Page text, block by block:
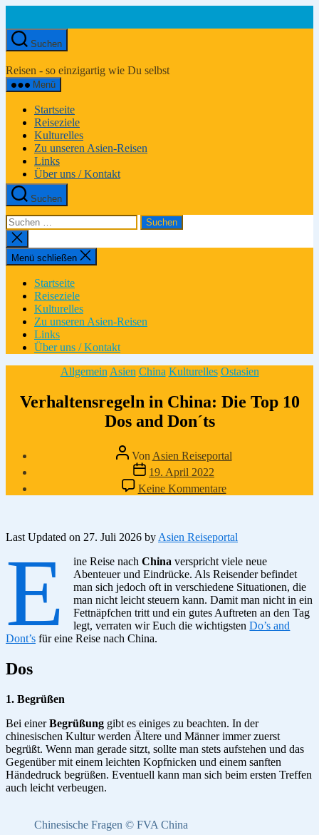
springen
Suchen
Reiseportal
Reisen - so einzigartig wie Du selbst
Menü
Startseite
Reiseziele
Kulturelles
Zu unseren Asien-Reisen
Links
Über uns / Kontakt
Suchen
Suchen
nach:
Suche
schließen
Menü schließen
Startseite
Reiseziele
Kulturelles
Zu unseren Asien-Reisen
Links
Über uns / Kontakt
Kategorien
Allgemein Asien China Kulturelles Ostasien
Verhaltensregeln in China: Die Top 10
Dos and Don´ts
Beitragsautor
Von Asien Reiseportal
Veröffentlichungsdatum
19. April 2022
Keine Kommentarezu
Verhaltensregeln
Die
10
Dos
and
Don
´ts
Last Updated on 27. Juli 2026 by Asien Reiseportal
E ine Reise nachChina verspricht viele neue
Abenteuer und Eindrücke. Als Reisender befindet
man sich jedoch oft in verschiedene Situationen, die
man nicht leicht steuern kann. Damit man nicht in ein
Fettnäpfchen tritt und ein gutes Auftreten an den Tag
legt, verraten wir Euch die wichtigstenDo’s and
Dont’s für eine Reise nach China.
Dos
1. Begrüßen
Bei einerBegrüßung gibt es einiges zu beachten. In der
chinesischen Kultur werden Ältere und Männer immer zuerst
begrüßt. Wenn man gerade sitzt, sollte man stets aufstehen und das
Gegenüber mit einem leichten Kopfnicken und einem sanften
Händedruck begrüßen. Eventuell kann man sich beim ersten Treffen
auch leicht verbeugen.
Chinesische Fragen © FVA China